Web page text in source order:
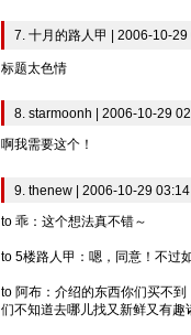
7. 十月的路人甲 | 2006-10-29
标题太色情
8. starmoonh | 2006-10-29
啊我需要这个！
9. thenew | 2006-10-29 03:14
to 乖：这个想法真不错～
to 5楼路人甲：嗯，同意！不过
to 阿布：介绍的东西你们买不
们不知道去哪儿找又新鲜又有趣